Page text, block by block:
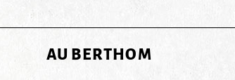
AU BERTHOM